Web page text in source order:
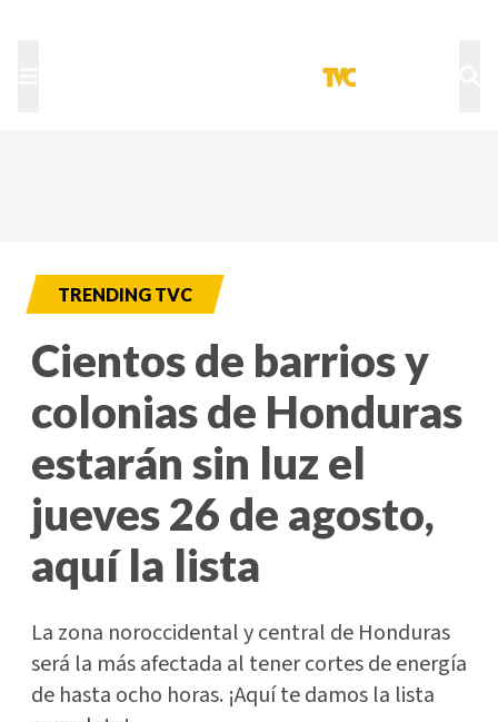
TRENDING TVC
Cientos de barrios y
colonias de Honduras
estarán sin luz el
jueves 26 de agosto,
aquí la lista
La zona noroccidental y central de Honduras
será la más afectada al tener cortes de energía
de hasta ocho horas. ¡Aquí te damos la lista